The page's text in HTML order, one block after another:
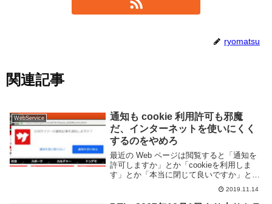
ryomatsu
関連記事
WebService
通知も cookie 利用許可も邪魔
だ、インターネットを使いにくく
するのをやめろ
最近の Web ページは閲覧すると「通知を
許可しますか」とか「cookieを利用しま
す」とか「本当に閉じて良いですか」とか
いろいろダイアログがでてその都度
「OK」もしくは「キャンセル」を押さな
2019.11.14